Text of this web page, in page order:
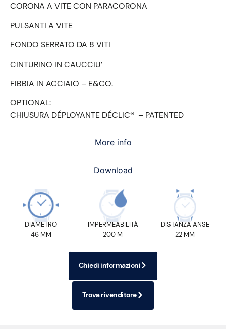
More info
Download
CORONA A VITE CON PARACORONA
PULSANTI A VITE
FONDO SERRATO DA 8 VITI
CINTURINO IN CAUCCIU’
FIBBIA IN ACCIAIO – E&CO.
OPTIONAL:
CHIUSURA DÉPLOYANTE DÉCLIC® – PATENTED
DIAMETRO
46 MM
IMPERMEABILITÀ
200 M
DISTANZA ANSE
22 MM
Chiedi informazioni
Trova rivenditore